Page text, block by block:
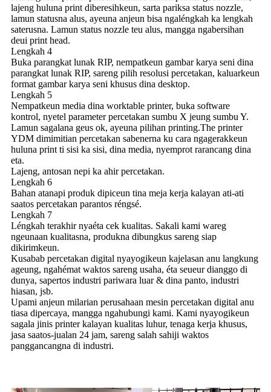
lajeng huluna print diberesihkeun, sarta pariksa status nozzle,
lamun statusna alus, ayeuna anjeun bisa ngaléngkah ka lengkah
saterusna. Lamun status nozzle teu alus, mangga ngabersihan
deui print head.
Lengkah 4
Buka parangkat lunak RIP, nempatkeun gambar karya seni dina
parangkat lunak RIP, sareng pilih resolusi percetakan, kaluarkeun
format gambar karya seni khusus dina desktop.
Lengkah 5
Nempatkeun media dina worktable printer, buka software
kontrol, nyetel parameter percetakan sumbu X jeung sumbu Y.
Lamun sagalana geus ok, ayeuna pilihan printing.The printer
YDM dimimitian percetakan sabenerna ku cara ngagerakkeun
huluna print ti sisi ka sisi, dina media, nyemprot rarancang dina
eta.
Lajeng, antosan nepi ka ahir percetakan.
Lengkah 6
Bahan atanapi produk dipiceun tina meja kerja kalayan ati-ati
saatos percetakan parantos réngsé.
Lengkah 7
Léngkah terakhir nyaéta cek kualitas. Sakali kami wareg
ngeunaan kualitasna, produkna dibungkus sareng siap
dikirimkeun.
Kusabab percetakan digital nyayogikeun kajelasan anu langkung
ageung, ngahémat waktos sareng usaha, éta seueur dianggo di
dunya, sapertos industri pariwara luar & dina panto, industri
hiasan, jsb.
Upami anjeun milarian perusahaan mesin percetakan digital anu
tiasa dipercaya, mangga ngahubungi kami. Kami nyayogikeun
sagala jinis printer kalayan kualitas luhur, tenaga kerja khusus,
jasa saatos-jualan 24 jam, sareng salah sahiji waktos
panggancangna di industri.